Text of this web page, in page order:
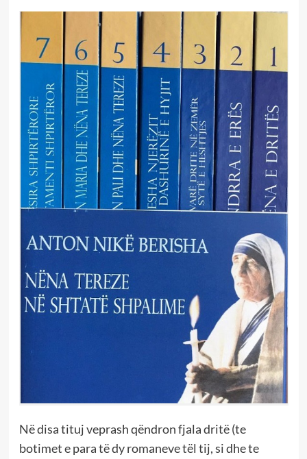
Në disa tituj veprash qëndron fjala dritë (te
botimet e para të dy romaneve tël tij, si dhe te